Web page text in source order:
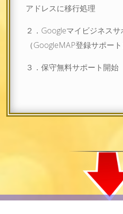
アドレスに移行処理
２．Googleマイビジネス
（GoogleMAP登録サポート
３．保守無料サポート開始